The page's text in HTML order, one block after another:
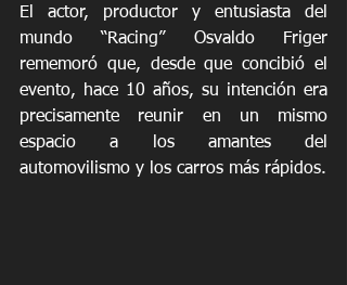
El actor, productor y entusiasta del
mundo “Racing” Osvaldo Friger
rememoró que, desde que concibió el
evento, hace 10 años, su intención era
precisamente reunir en un mismo
espacio a los amantes del